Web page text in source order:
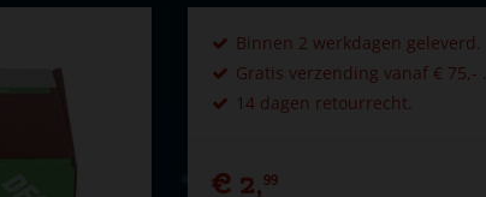
Binnen 2 werkdagen geleverd.
Gratis verzending vanaf € 75,- .
14 dagen retourrecht.
€ 2,99